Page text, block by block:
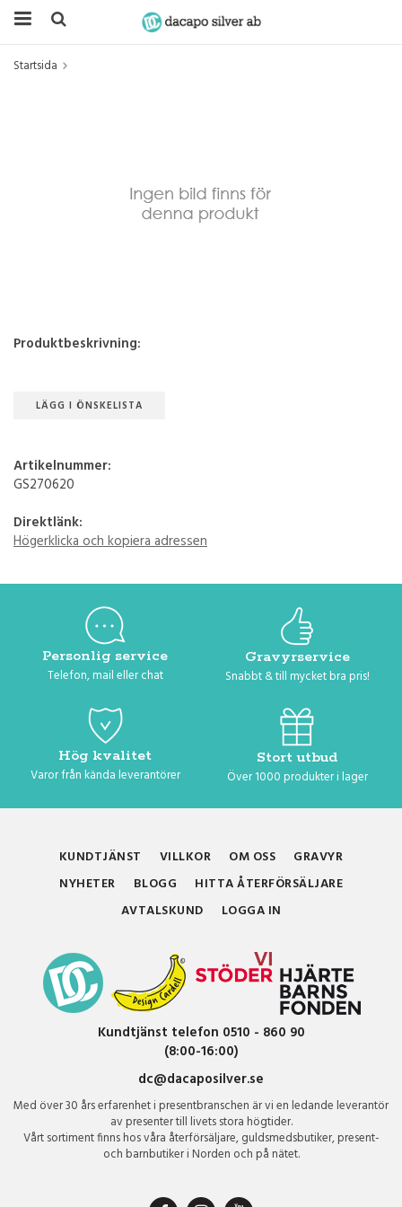
Startsida
Produktbeskrivning:
LÄGG I ÖNSKELISTA
Artikelnummer:
GS270620
Direktlänk:
Högerklicka och kopiera adressen
Personlig service
Telefon, mail eller chat
Gravyrservice
Snabbt & till mycket bra pris!
Hög kvalitet
Varor från kända leverantörer
Stort utbud
Över 1000 produkter i lager
KUNDTJÄNST VILLKOR OM OSS
GRAVYR
NYHETER
BLOGG
HITTA ÅTERFÖRSÄLJARE
AVTALSKUND
LOGGA IN
Kundtjänst telefon 0510 - 860 90
(8:00-16:00)
dc@dacaposilver.se
Med över 30 års erfarenhet i presentbranschen är vi en ledande leverantör
av presenter till livets stora högtider.
Vårt sortiment finns hos våra återförsäljare, guldsmedsbutiker, present-
och barnbutiker i Norden och på nätet.